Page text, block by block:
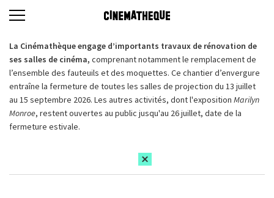
La Cinémathèque engage d’importants travaux de rénovation de
ses salles de cinéma, comprenant notamment le remplacement de
l’ensemble des fauteuils et des moquettes. Ce chantier d’envergure
entraîne la fermeture de toutes les salles de projection du 13 juillet
au 15 septembre 2026. Les autres activités, dont l'exposition Marilyn
Monroe, restent ouvertes au public jusqu'au 26 juillet, date de la
fermeture estivale.